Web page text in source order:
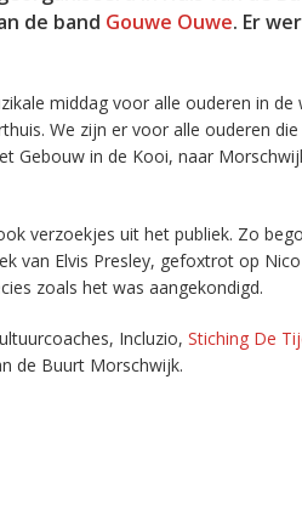
de band Gouwe Ouwe. Er
middag voor alle ouderen in
We zijn er voor alle ouderen
Gebouw in de Kooi, naar
verzoekjes uit het publiek. Zo
van Elvis Presley, gefoxtrot op
zoals het was aangekondigd.
Incluzio, Stiching De
de Buurt Morschwijk.